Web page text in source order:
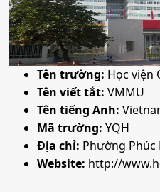
Tên trường: Học viện
Tên viết tắt: VMMU
Tên tiếng Anh:
Mã trường: YQH
Địa chỉ: Phường Phúc
Website: http://